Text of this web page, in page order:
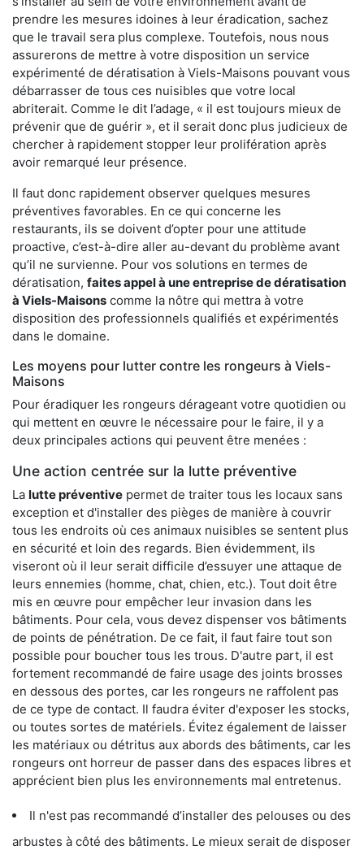
prendre les mesures idoines à leur éradication, sachez
que le travail sera plus complexe. Toutefois, nous nous
assurerons de mettre à votre disposition un service
expérimenté de dératisation à Viels-Maisons pouvant vous
débarrasser de tous ces nuisibles que votre local
abriterait. Comme le dit l’adage, « il est toujours mieux de
prévenir que de guérir », et il serait donc plus judicieux de
chercher à rapidement stopper leur prolifération après
avoir remarqué leur présence.
Il faut donc rapidement observer quelques mesures
préventives favorables. En ce qui concerne les
restaurants, ils se doivent d’opter pour une attitude
proactive, c’est-à-dire aller au-devant du problème avant
qu’il ne survienne. Pour vos solutions en termes de
dératisation, faites appel à une entreprise de dératisation
à Viels-Maisons comme la nôtre qui mettra à votre
disposition des professionnels qualifiés et expérimentés
dans le domaine.
Les moyens pour lutter contre les rongeurs à Viels-
Maisons
Pour éradiquer les rongeurs dérageant votre quotidien ou
qui mettent en œuvre le nécessaire pour le faire, il y a
deux principales actions qui peuvent être menées :
Une action centrée sur la lutte préventive
La lutte préventive permet de traiter tous les locaux sans
exception et d'installer des pièges de manière à couvrir
tous les endroits où ces animaux nuisibles se sentent plus
en sécurité et loin des regards. Bien évidemment, ils
viseront où il leur serait difficile d’essuyer une attaque de
leurs ennemies (homme, chat, chien, etc.). Tout doit être
mis en œuvre pour empêcher leur invasion dans les
bâtiments. Pour cela, vous devez dispenser vos bâtiments
de points de pénétration. De ce fait, il faut faire tout son
possible pour boucher tous les trous. D'autre part, il est
fortement recommandé de faire usage des joints brosses
en dessous des portes, car les rongeurs ne raffolent pas
de ce type de contact. Il faudra éviter d'exposer les stocks,
ou toutes sortes de matériels. Évitez également de laisser
les matériaux ou détritus aux abords des bâtiments, car les
rongeurs ont horreur de passer dans des espaces libres et
apprécient bien plus les environnements mal entretenus.
Il n'est pas recommandé d’installer des pelouses ou des
arbustes à côté des bâtiments. Le mieux serait de disposer